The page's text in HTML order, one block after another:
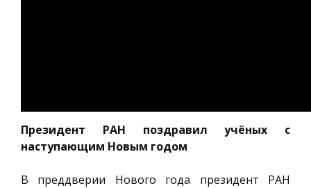
Президент РАН поздравил учёных с
наступающим Новым годом
В преддверии Нового года президент РАН